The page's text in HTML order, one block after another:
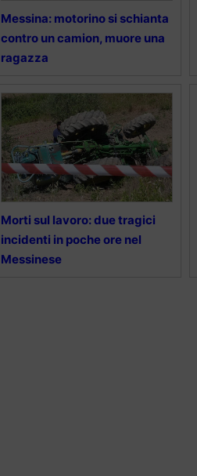
Messina: motorino si schianta
contro un camion, muore una
ragazza
Morti sul lavoro: due tragici
incidenti in poche ore nel
Messinese